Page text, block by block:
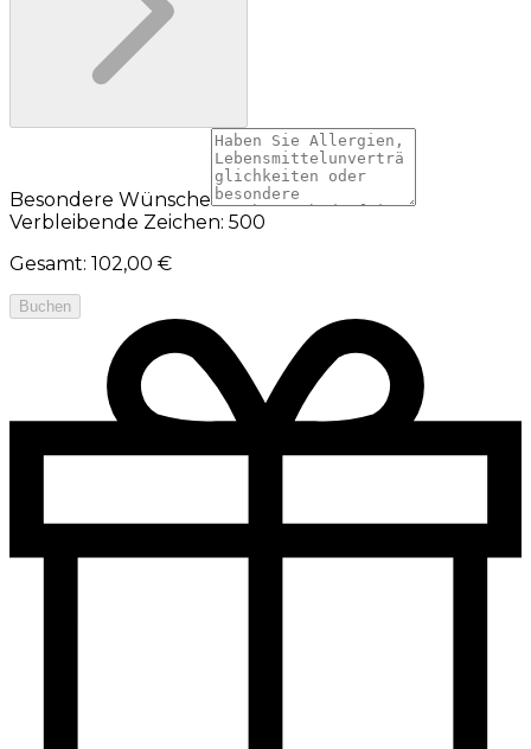
Besondere Wünsche
Verbleibende Zeichen: 500
Gesamt: 102,00 €
Buchen